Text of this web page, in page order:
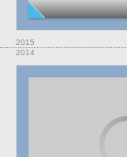
2015
2014